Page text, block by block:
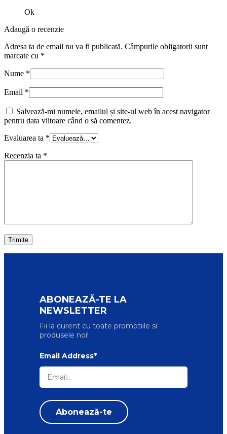
Ok
Adaugă o recenzie
Adresa ta de email nu va fi publicată. Câmpurile obligatorii sunt
marcate cu *
Nume *
Email *
Salvează-mi numele, emailul și site-ul web în acest navigator
pentru data viitoare când o să comentez.
Evaluarea ta *
Recenzia ta *
ABONEAZĂ-TE LA
NEWSLETTER
Fii la curent cu toate promotiile si
produsele noi!
Email Address*